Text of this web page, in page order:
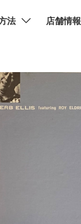
法 店舗情報